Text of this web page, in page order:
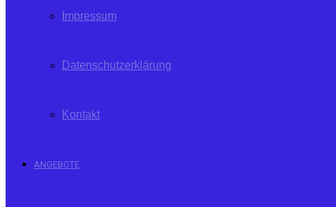
Impressum
Datenschutzerklärung
Kontakt
ANGEBOTE